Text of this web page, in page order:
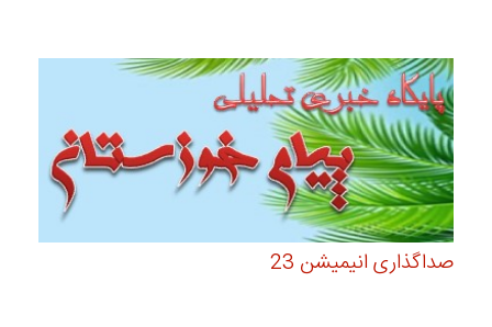
صداگذاری انیمیشن 23